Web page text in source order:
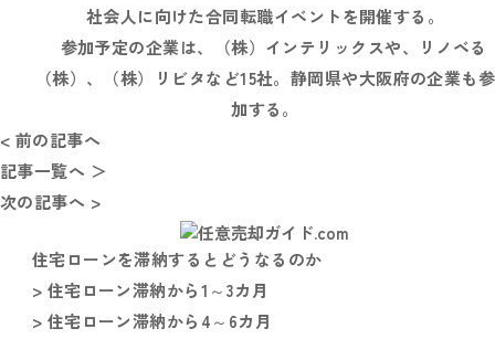
社会人に向けた合同転職イベントを開催する。
参加予定の企業は、（株）インテリックスや、リノベる
（株）、（株）リビタなど15社。静岡県や大阪府の企業も参
加する。
< 前の記事へ
記事一覧へ ＞
次の記事へ >
住宅ローンを滞納するとどうなるのか
> 住宅ローン滞納から1～3カ月
> 住宅ローン滞納から4～6カ月